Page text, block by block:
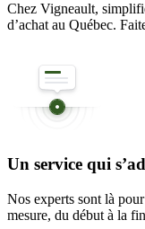
Chez Vigneault,
d’achat au Québec.
Un service qui
Nos experts sont là
mesure, du début à la